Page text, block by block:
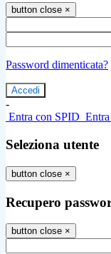
button close ×
Password dimenticata?
-
Entra con SPID
Seleziona utente
button close ×
Recupero
button close ×